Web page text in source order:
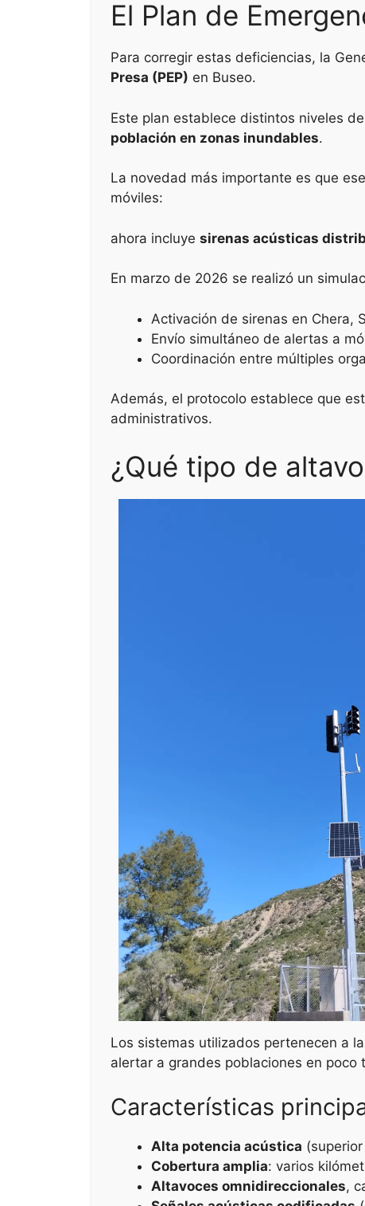
El Plan de
Para corregir estas deficiencias, la
Presa (PEP) en Buseo.
Este plan establece distintos niveles
población en zonas inundables.
La novedad más importante es que
móviles:
ahora incluye sirenas acústicas
En marzo de 2026 se realizó un
Activación de sirenas en Chera,
Envío simultáneo de alertas a
Coordinación entre múltiples
Además, el protocolo establece que
administrativos.
¿Qué tipo de
Los sistemas utilizados pertenecen a
alertar a grandes poblaciones en poco
Características
Alta potencia acústica
Cobertura amplia: varios
Altavoces omnidireccionales,